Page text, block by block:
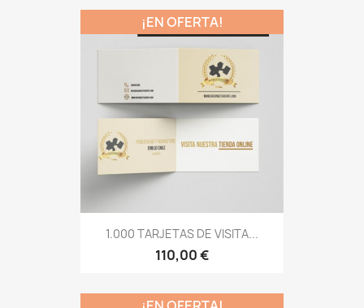
1.000 TARJETAS DE VISITA...
110,00 €
¡EN OFERTA!